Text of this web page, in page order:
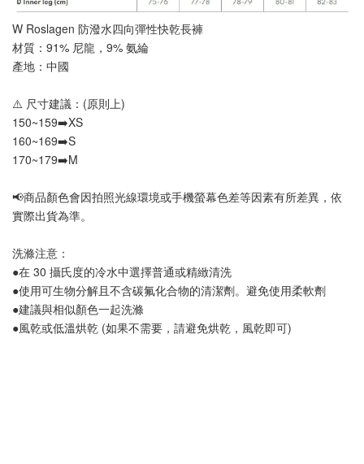
W Roslagen 防潑水四向彈性快乾長褲
材質：91% 尼龍，9% 氨綸
產地：中國
⚠️ 尺寸建議：(原則上)
150~159➡️XS
160~169➡️S
170~179➡️M
📢商品顏色會因拍照光線環境或手機螢幕色差等因素有所差異，依
實際出貨為準。
洗滌注意：
●在 30 攝氏度的冷水中選擇普通或精緻清洗
●使用可生物分解且不含碳氟化合物的清潔劑。避免使用柔軟劑
●建議與相似顏色一起洗滌
●風乾或低溫烘乾 (如果不需要，請避免烘乾，風乾即可)